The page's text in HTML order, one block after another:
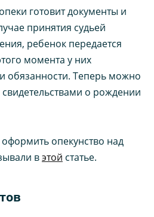
готовит документы и
принятия судьей
ребенок передается
момента у них
обязанности. Теперь можно
о рождении
опекунство над
вэтой статье.